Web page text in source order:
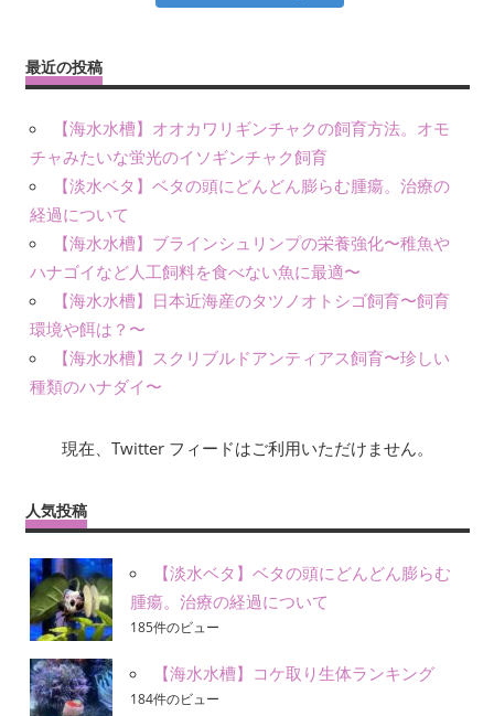
最近の投稿
【海水水槽】オオカワリギンチャクの飼育方法。オモ
チャみたいな蛍光のイソギンチャク飼育
【淡水ベタ】ベタの頭にどんどん膨らむ腫瘍。治療の
経過について
【海水水槽】ブラインシュリンプの栄養強化〜稚魚や
ハナゴイなど人工飼料を食べない魚に最適〜
【海水水槽】日本近海産のタツノオトシゴ飼育〜飼育
環境や餌は？〜
【海水水槽】スクリブルドアンティアス飼育〜珍しい
種類のハナダイ〜
現在、Twitter フィードはご利用いただけません。
人気投稿
【淡水ベタ】ベタの頭にどんどん膨らむ
腫瘍。治療の経過について
185件のビュー
【海水水槽】コケ取り生体ランキング
184件のビュー